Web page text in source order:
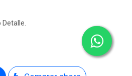
Detalle.